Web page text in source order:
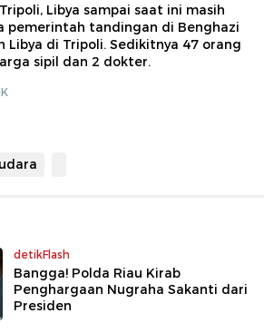
Libya sampai saat ini masih
pemerintah tandingan di Benghazi
Libya di Tripoli. Sedikitnya 47 orang
sipil dan 2 dokter.
detikFlash
Bangga! Polda Riau Kirab
Penghargaan Nugraha Sakanti dari
Presiden